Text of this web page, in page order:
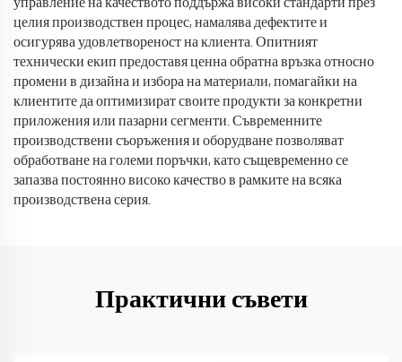
целия производствен процес, намалява дефектите и
осигурява удовлетвореност на клиента. Опитният
технически екип предоставя ценна обратна връзка относно
промени в дизайна и избора на материали, помагайки на
клиентите да оптимизират своите продукти за конкретни
приложения или пазарни сегменти. Съвременните
производствени съоръжения и оборудване позволяват
обработване на големи поръчки, като същевременно се
запазва постоянно високо качество в рамките на всяка
производствена серия.
Практични съвети